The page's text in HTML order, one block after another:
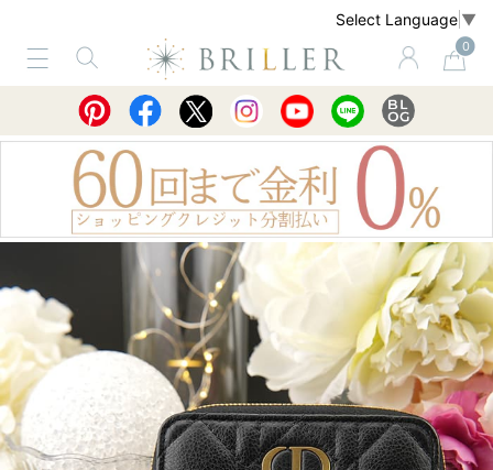
Select Language ▼
0
サービス ショッピングガイド 買取